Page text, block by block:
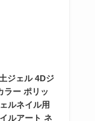
ジェル 4Dジ
ラー ポリッ
ルネイル用
ルアート ネ